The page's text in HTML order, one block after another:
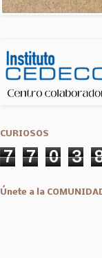
CURIOSOS
7 7 0 3
Únete a la